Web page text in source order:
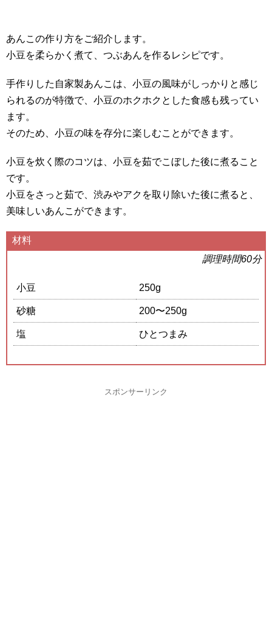
あんこの作り方をご紹介します。
小豆を柔らかく煮て、つぶあんを作るレシピです。
手作りした自家製あんこは、小豆の風味がしっかりと感じ
られるのが特徴で、小豆のホクホクとした食感も残ってい
ます。
そのため、小豆の味を存分に楽しむことができます。
小豆を炊く際のコツは、小豆を茹でこぼした後に煮ること
です。
小豆をさっと茹で、渋みやアクを取り除いた後に煮ると、
美味しいあんこができます。
材料
調理時間60分
小豆 250g
砂糖 200〜250g
塩 ひとつまみ
スポンサーリンク